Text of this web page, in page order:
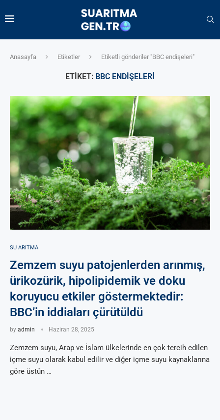
Anasayfa Etiketler Etiketli gönderiler "BBC endişeleri"
ETIKET: BBC ENDIŞELERI
SU ARITMA
Zemzem suyu patojenlerden arınmış,
ürikozürik, hipolipidemik ve doku
koruyucu etkiler göstermektedir:
BBC’in iddiaları çürütüldü
by admin Haziran 28, 2025
Zemzem suyu, Arap ve İslam ülkelerinde en çok tercih edilen
içme suyu olarak kabul edilir ve diğer içme suyu kaynaklarına
göre üstün …